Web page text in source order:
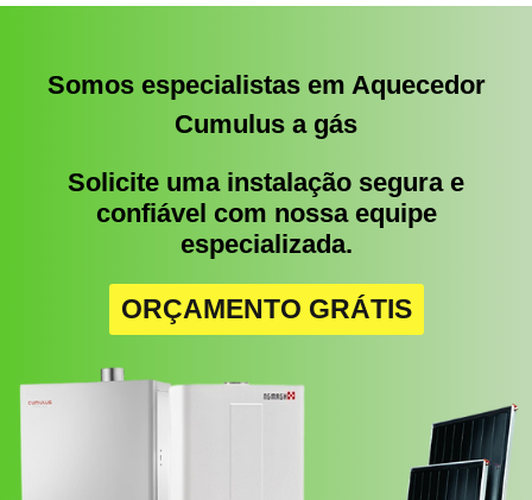
Somos especialistas em Aquecedor
Cumulus a gás
Solicite uma instalação segura e
confiável com nossa equipe
especializada.
ORÇAMENTO GRÁTIS